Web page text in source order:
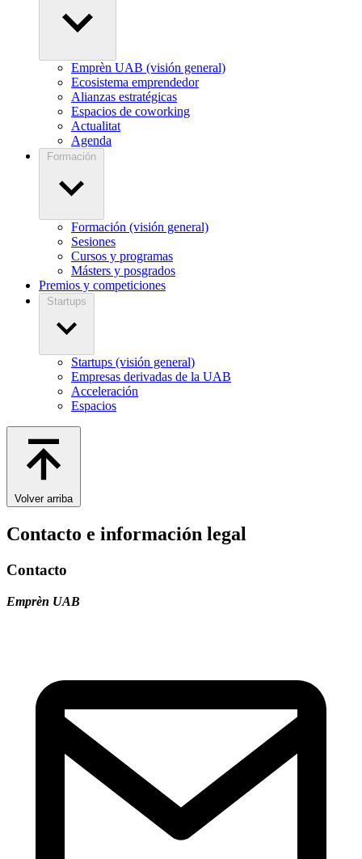
Emprèn UAB (visión general)
Ecosistema emprendedor
Alianzas estratégicas
Espacios de coworking
Actualitat
Agenda
Formación
Formación (visión general)
Sesiones
Cursos y programas
Másters y posgrados
Premios y competiciones
Startups
Startups (visión general)
Empresas derivadas de la UAB
Acceleración
Espacios
Volver arriba
Contacto e información legal
Contacto
Emprèn UAB